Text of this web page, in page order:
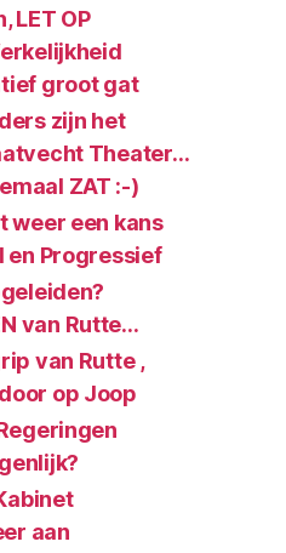
LET OP
groot gat
zijn het
Theater…
ZAT :-)
weer een kans
en Progressief
van Rutte…
van Rutte ,
op Joop
aan